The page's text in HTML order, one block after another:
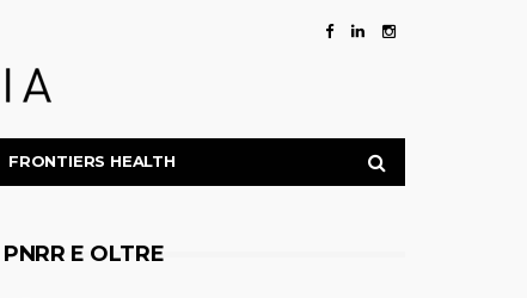
FRONTIERS HEALTH
PNRR E OLTRE